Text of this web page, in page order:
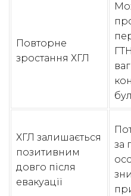
Повторне
зростання ХГЛ
ХГЛ залишається
позитивним
довго після
евакуації
за